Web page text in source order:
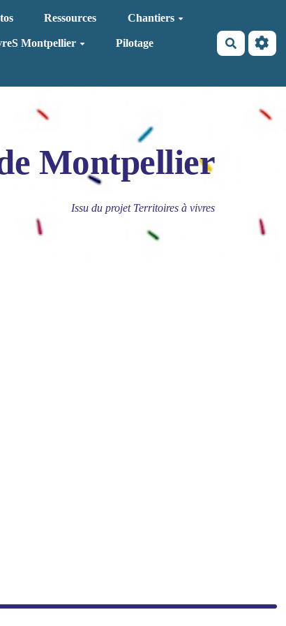
Ressources Chantiers
Montpellier Pilotage
Montpellier
Issu du projet Territoires à vivres